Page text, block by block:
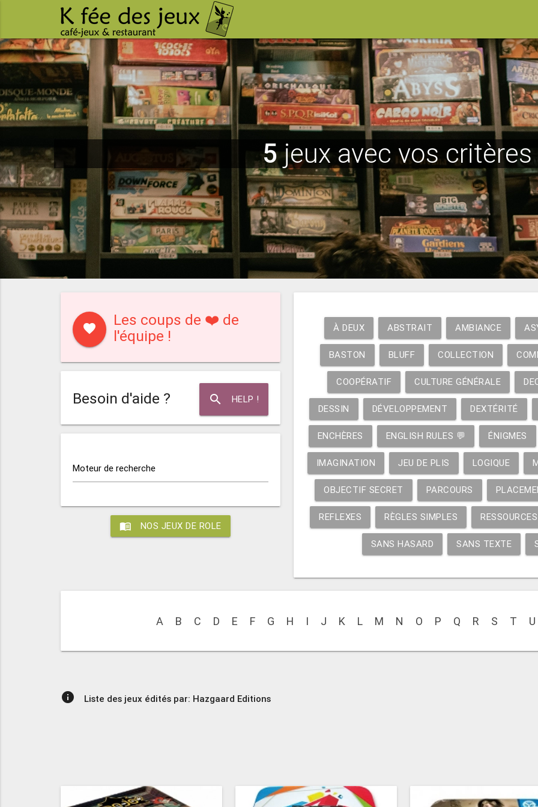
5jeux avec vos critères
favorite
Les coups de ❤️ de
l'équipe !
search HELP !
Besoin d'aide ?
Moteur de recherche
menu_book NOS JEUX DE ROLE
À DEUX ABSTRAIT AMBIANCE
BASTON BLUFF COLLECTION
COOPÉRATIF CULTURE GÉNÉRALE
DESSIN DÉVELOPPEMENT DEXTÉRITÉ
ENCHÈRES ENGLISH RULES 💬 ÉNIGMES
IMAGINATION JEU DE PLIS LOGIQUE
OBJECTIF SECRET PARCOURS
REFLEXES RÈGLES SIMPLES RESSOURCES
SANS HASARD SANS TEXTE
A B C D E F G H I J K L M N O P Q R S T U
info Liste des jeux édités par: Hazgaard Editions